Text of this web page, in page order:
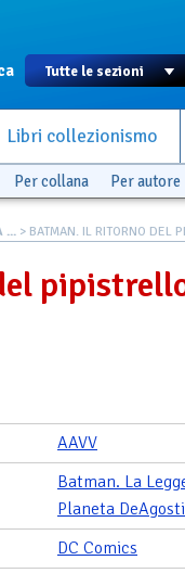
Libri collezionismo
Per collana Per autore
... > BATMAN. IL RITORNO DEL
AAVV
Batman. La
Planeta
DC Comics